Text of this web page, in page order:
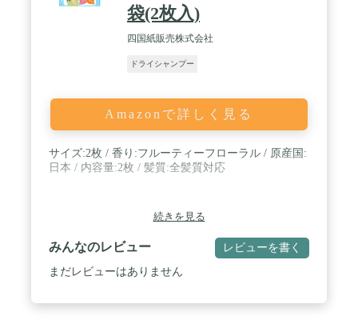
袋(2枚入)
四国紙販売株式会社
ドライシャンプー
Amazonで詳しく見る
サイズ:2枚 / 香り:フルーティーフローラル / 原産国:
日本 / 内容量:2枚 / 髪質:全髪質対応
続きを見る
みんなのレビュー レビューを書く
まだレビューはありません